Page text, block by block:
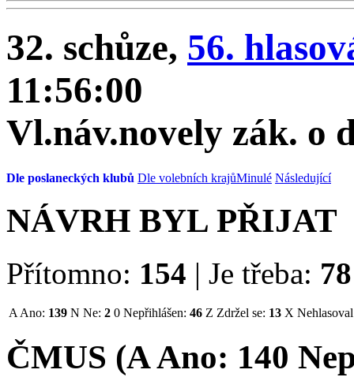
32. schůze, 56.
11:56:00
Vl.náv.novely zák. o
Dle poslaneckých klubů Dle volebních krajůMinulé Následující
NÁVRH BYL PŘIJAT
Přítomno: 154 | Je třeba: 78
A Ano: 139 N Ne: 2 0 Nepřihlášen: 46 Z Zdržel se: 13 X Nehlasoval
ČMUS (AAno: 140